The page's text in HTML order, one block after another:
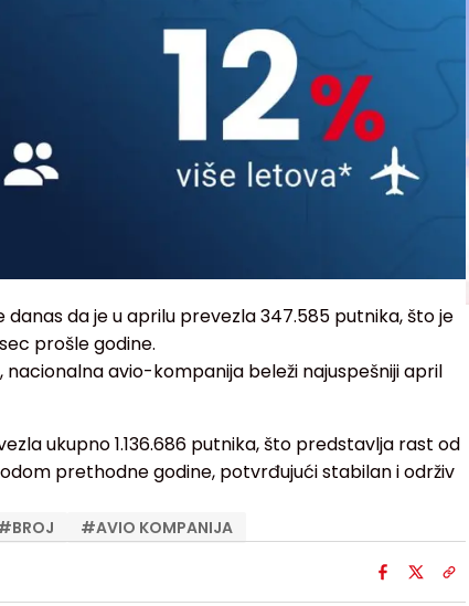
da je u aprilu prevezla 347.585 putnika, što je
prošle godine.
nacionalna avio-kompanija beleži najuspešniji april
ukupno 1.136.686 putnika, što predstavlja rast od
prethodne godine, potvrđujući stabilan i održiv
BROJ #AVIO KOMPANIJA